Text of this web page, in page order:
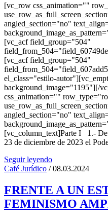
[vc_row css_animation=""
angled_section="no"
[vc_acf field_group="504"
[vc_acf field_group="504"
el_class="estilo-
background_image="1195"][/
css_animation=""
angled_section="no"
[vc_column_text]Parte I 1.- De
23 de diciembre de 2023 el
Seguir leyendo
Café Jurídico / 08.03.2024
FRENTE A UN
FEMINISMO